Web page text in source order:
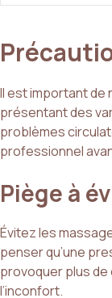
Il est important de
présentant des
problèmes
professionnel
Piège à
Évitez les
penser qu’une
provoquer plus
l’inconfort.